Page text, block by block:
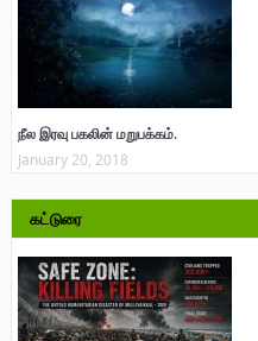
நீல இரவு பகலின் மறுபக்கம்.
January 20, 2018
கட்டுரை